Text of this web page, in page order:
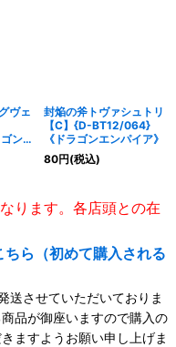
ヴェ
ン
封焔の斧トヴァシュトリ
【C】{D-BT12/064}
《ドラゴンエンパイア》
80円(税込)
ります。各店頭との在
ら（初めて購入される
送させていただいておりま
品が御座いますので購入の
ますようお願い申し上げま